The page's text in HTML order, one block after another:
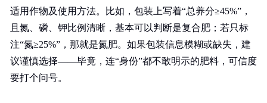
适用作物及使用方法。比如，包装上写着“总养分≥45%”，
且氮、磷、钾比例清晰，基本可以判断是复合肥；若只标
注“氮≥25%”，那就是氮肥。如果包装信息模糊或缺失，建
议谨慎选择——毕竟，连“身份”都不敢明示的肥料，可信度
要打个问号。